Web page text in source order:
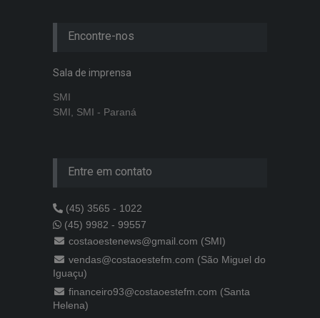
Encontre-nos
Sala de imprensa
SMI
SMI, SMI - Paraná
Entre em contato
(45) 3565 - 1022
(45) 9982 - 99557
costaoestenews@gmail.com (SMI)
vendas@costaoestefm.com (São Miguel do
Iguaçu)
financeiro93@costaoestefm.com (Santa
Helena)